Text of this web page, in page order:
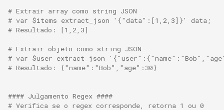
reqargs
riak
router
# Extrair array como string JSON
# var $items extract_json '{"data":[1,2,3]}' data;
# Resultado: [1,2,3]
# Extrair objeto como string JSON
# var $user extract_json
# Resultado: {"name":"Bob","age":30}
#### Julgamento Regex ####
# Verifica se o regex corresponde, retorna 1 ou 0